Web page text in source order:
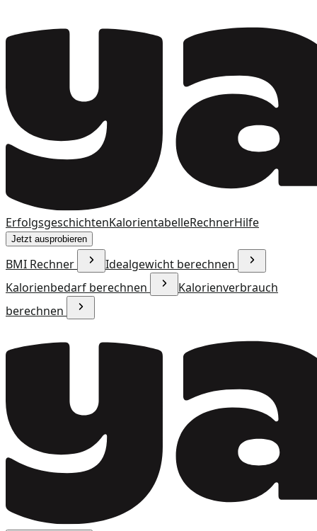
ErfolgsgeschichtenKalorientabelleRechnerHilfe
Jetzt ausprobieren
BMI Rechner
Idealgewicht berechnen
Kalorienbedarf berechnen
Kalorienverbrauch
berechnen